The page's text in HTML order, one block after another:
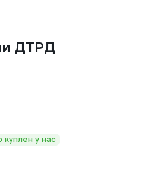
ДТРД
куплен у нас